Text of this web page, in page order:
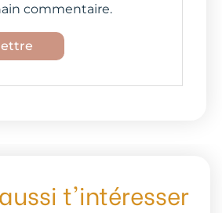
commentaire.
t'intéresser